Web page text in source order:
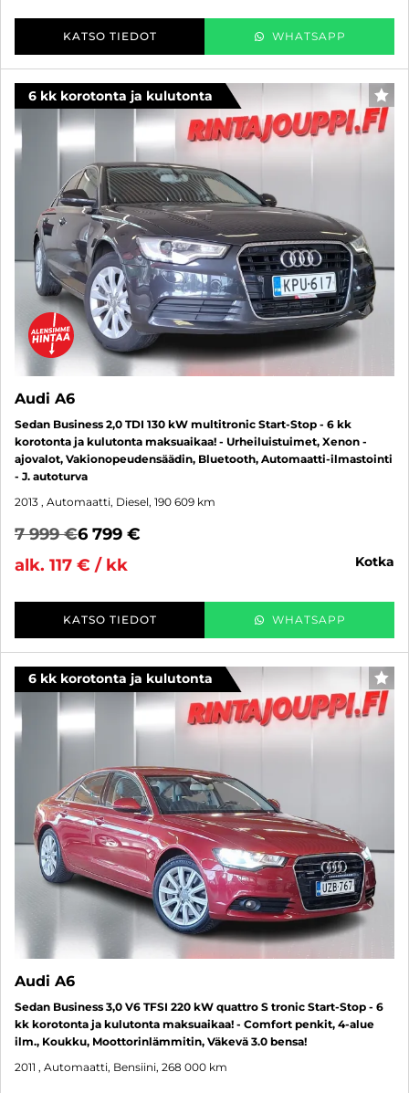
KATSO TIEDOT WHATSAPP
6 kk korotonta ja kulutonta
Audi A6
Sedan Business 2,0 TDI 130 kW multitronic Start-Stop - 6 kk
korotonta ja kulutonta maksuaikaa! - Urheiluistuimet, Xenon -
ajovalot, Vakionopeudensäädin, Bluetooth, Automaatti-ilmastointi
- J. autoturva
2013 , Automaatti, Diesel, 190 609 km
7 999 €6 799 €
alk. 117 € / kk
kotka
KATSO TIEDOT WHATSAPP
6 kk korotonta ja kulutonta
Audi A6
Sedan Business 3,0 V6 TFSI 220 kW quattro S tronic Start-Stop - 6
kk korotonta ja kulutonta maksuaikaa! - Comfort penkit, 4-alue
ilm., Koukku, Moottorinlämmitin, Väkevä 3.0 bensa!
2011 , Automaatti, Bensiini, 268 000 km